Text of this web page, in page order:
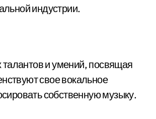
индустрии.
талантов и умений, посвящая
свое вокальное
собственную музыку.